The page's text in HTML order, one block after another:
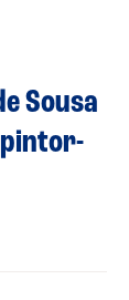
Sousa
pintor-